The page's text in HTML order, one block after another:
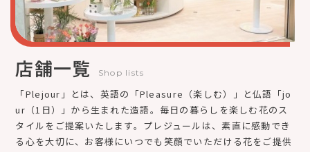
店舗一覧 Shop lists
「Plejour」とは、英語の「Pleasure（楽しむ）」と仏語「jo
ur（1日）」から生まれた造語。毎日の暮らしを楽しむ花のス
タイルをご提案いたします。プレジュールは、素直に感動でき
る心を大切に、お客様にいつでも笑顔でいただける花をご提供